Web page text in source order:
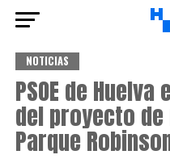
NOTICIAS
PSOE de
del proyecto
Parque